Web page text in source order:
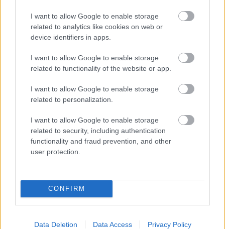
I want to allow Google to enable storage
related to analytics like cookies on web or
device identifiers in apps.
I want to allow Google to enable storage
related to functionality of the website or app.
I want to allow Google to enable storage
related to personalization.
I want to allow Google to enable storage
related to security, including authentication
functionality and fraud prevention, and other
user protection.
CONFIRM
Data Deletion Data Access Privacy Policy